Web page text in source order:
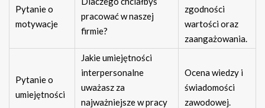
Pytanie o
motywacje
pracować w naszej
firmie?
zgodności
wartości oraz
zaangażowania.
Pytanie o
umiejętności
Jakie umiejętności
interpersonalne
uważasz za
najważniejsze w pracy
Ocena wiedzy i
świadomości
zawodowej.